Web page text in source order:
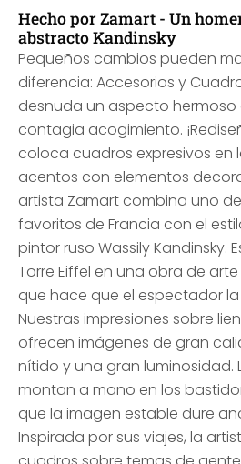
Hecho por Zamart - Un
abstracto Kandinsky
Pequeños cambios pueden
diferencia: Accesorios y
desnuda un aspecto
contagia acogimiento.
coloca cuadros expresivos en
acentos con elementos
artista Zamart combina uno
favoritos de Francia con el
pintor ruso Wassily Kandinsky.
Torre Eiffel en una obra de
que hace que el espectador la
Nuestras impresiones sobre
ofrecen imágenes de gran
nítido y una gran luminosidad.
montan a mano en los
que la imagen estable dure
Inspirada por sus viajes, la